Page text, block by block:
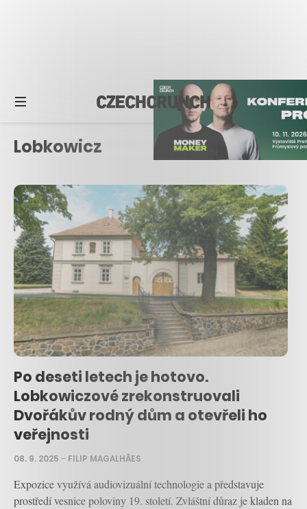
Lobkowicz
Po deseti letech je hotovo.
Lobkowiczové zrekonstruovali
Dvořákův rodný dům a otevřeli ho
veřejnosti
08. 9. 2025 – FILIP MAGALHÃES
Expozice využívá audiovizuální technologie a představuje
prostředí vesnice poloviny 19. století. Zvláštní důraz je kladen na